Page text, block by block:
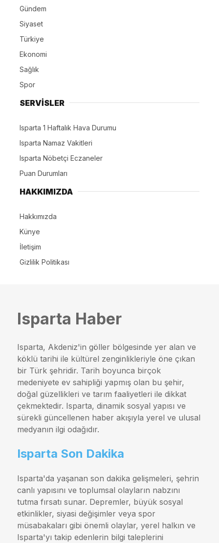
Gündem
Siyaset
Türkiye
Ekonomi
Sağlık
Spor
SERVİSLER
Isparta 1 Haftalık Hava Durumu
Isparta Namaz Vakitleri
Isparta Nöbetçi Eczaneler
Puan Durumları
HAKKIMIZDA
Hakkımızda
Künye
İletişim
Gizlilik Politikası
Isparta Haber
Isparta, Akdeniz'in göller bölgesinde yer alan ve
köklü tarihi ile kültürel zenginlikleriyle öne çıkan
bir Türk şehridir. Tarih boyunca birçok
medeniyete ev sahipliği yapmış olan bu şehir,
doğal güzellikleri ve tarım faaliyetleri ile dikkat
çekmektedir. Isparta, dinamik sosyal yapısı ve
sürekli güncellenen haber akışıyla yerel ve ulusal
medyanın ilgi odağıdır.
Isparta Son Dakika
Isparta'da yaşanan son dakika gelişmeleri, şehrin
canlı yapısını ve toplumsal olayların nabzını
tutma fırsatı sunar. Depremler, büyük sosyal
etkinlikler, siyasi değişimler veya spor
müsabakaları gibi önemli olaylar, yerel halkın ve
Isparta'yı takip edenlerin bilgi taleplerini